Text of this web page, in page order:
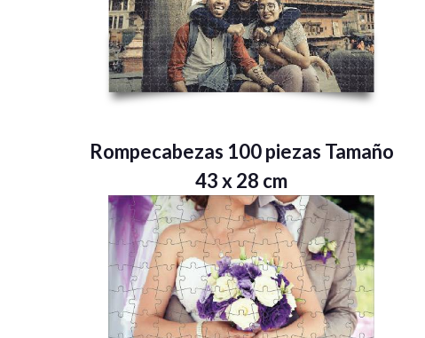
Rompecabezas 100 piezas Tamaño
43 x 28 cm